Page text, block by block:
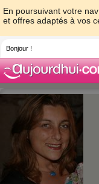
En poursuivant votre
et offres adaptés à vos
Bonjour !